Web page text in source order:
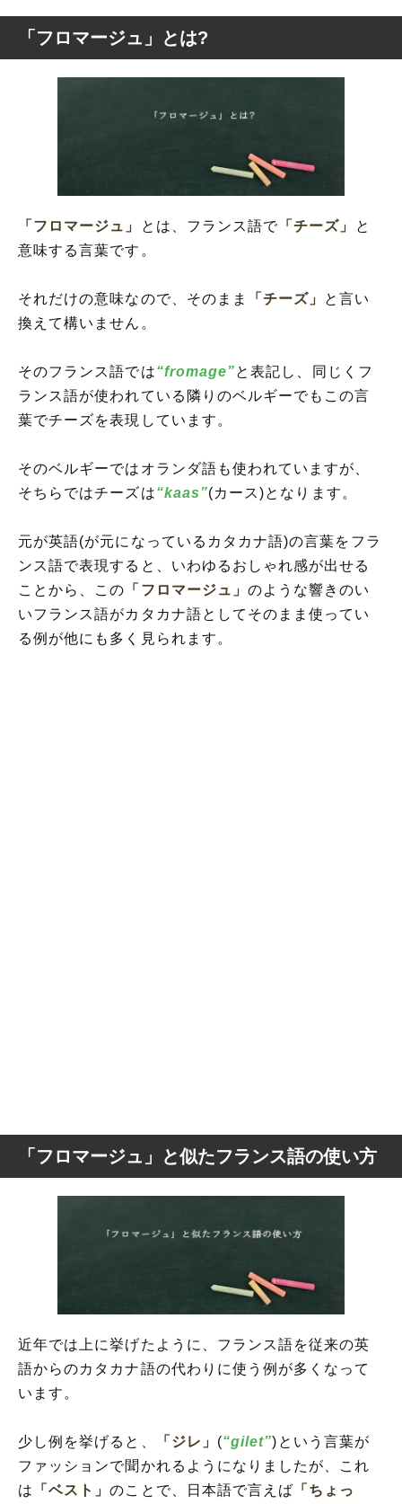
「フロマージュ」とは?
「フロマージュ」とは?
「フロマージュ」 とは、フランス語で 「チーズ」
と
意味する言葉です。
それだけの意味なので、そのまま 「チーズ」 と言い
換えて構いません。
そのフランス語では“fromage”と表記し、同じくフ
ランス語が使われている隣りのベルギーでもこの言
葉でチーズを表現しています。
そのベルギーではオランダ語も使われていますが、
そちらではチーズは“kaas”(カース)となります。
元が英語(が元になっているカタカナ語)の言葉をフラ
ンス語で表現すると、いわゆるおしゃれ感が出せる
ことから、この 「フロマージュ」のような響きのい
いフランス語がカタカナ語としてそのまま使ってい
る例が他にも多く見られます。
「フロマージュ」と似たフランス語の使い方
近年では上に挙げたように、フランス語を従来の英
語からのカタカナ語の代わりに使う例が多くなって
います。
少し例を挙げると、 「ジレ」 (“gilet”)という言葉が
ファッションで聞かれるようになりましたが、これ
は
「ベスト」のことで、日本語で言えば 「ちょっ